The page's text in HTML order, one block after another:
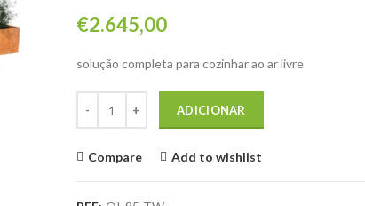
€2.645,00
solução completa para cozinhar ao ar livre
ADICIONAR
Compare Add to wishlist